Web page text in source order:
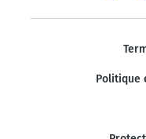
Politique